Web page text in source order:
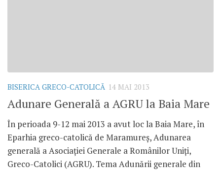
BISERICA GRECO-CATOLICĂ 14 MAI 2013
Adunare Generală a AGRU la Baia Mare
În perioada 9-12 mai 2013 a avut loc la Baia Mare, în
Eparhia greco-catolică de Maramureş, Adunarea
generală a Asociaţiei Generale a Românilor Uniţi,
Greco-Catolici (AGRU). Tema Adunării generale din